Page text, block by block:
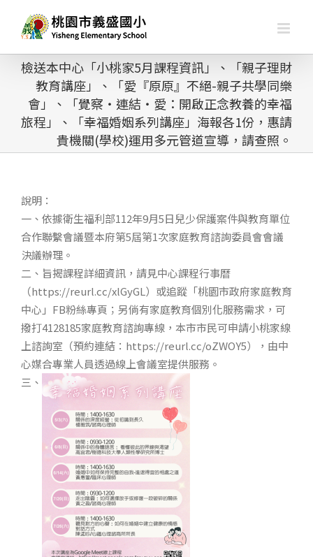
檢送本中心「小桃家5月課程資訊」、「親子理財
教育講座」、「愛『原原』不絕-親子共學同樂
會」、「覺察・連結・愛：開啟正念教養的幸福
旅程」、「幸福婚姻系列講座」海報各1份，惠請
貴機關(學校)運用多元管道宣導，請查照。
說明：
一、依據衛生福利部112年9月5日兒少保護案件與教育單位
合作聯繫會議暨本府第5屆第1次家庭教育諮詢委員會會議
決議辦理。
二、旨揭課程詳細資訊，請見中心課程行事曆
（https://reurl.cc/xlGyGL）或追蹤「桃園市政府家庭教育
中心」FB粉絲專頁；另倘有家庭教育個別化服務需求，可
撥打4128185家庭教育諮詢專線，本市市民可申請小桃家線
上諮詢室（預約連結：https://reurl.cc/oZWOY5），由中
心媒合專業人員透過線上會議室提供服務。
三、